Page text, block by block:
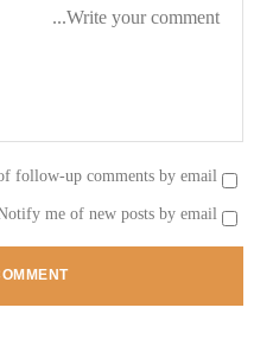
follow-up comments by email.
me of new posts by email.